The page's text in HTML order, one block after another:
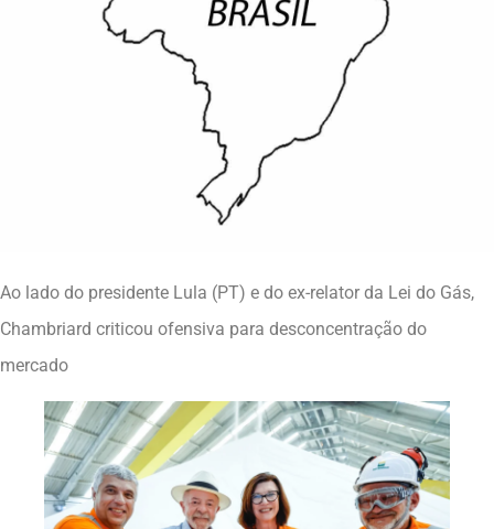
Ao lado do presidente Lula (PT) e do ex-relator da Lei do Gás,
Chambriard criticou ofensiva para desconcentração do
mercado